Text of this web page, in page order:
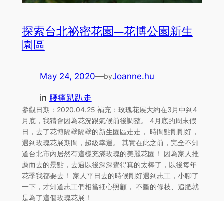
探索台北祕密花園—花博公園新生
園區
May 24, 2020—byJoanne.hu
in 腰痛趴趴走
參觀日期：2020.04.25 補充：玫瑰花展大約在3月中到4
月底，我猜會因為花況跟氣候前後調整。 4月底的周末假
日，去了花博隔壁隔壁的新生園區走走， 時間點剛剛好，
遇到玫瑰花展期間，超級幸運。 其實在此之前，完全不知
道台北市內居然有這樣充滿玫瑰的美麗花園！ 因為家人推
薦而去的景點，去過以後深深覺得真的太棒了，以後每年
花季我都要去！ 家人平日去的時候剛好遇到志工，小聊了
一下，才知道志工們相當細心照顧， 不斷的修枝、追肥就
是為了這個玫瑰花展！